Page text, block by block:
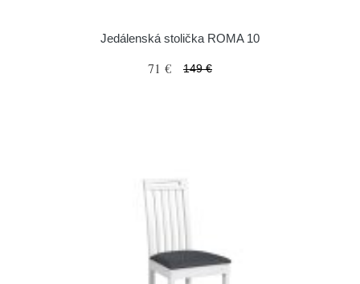
Jedálenská stolička ROMA 10
71 € 149 €